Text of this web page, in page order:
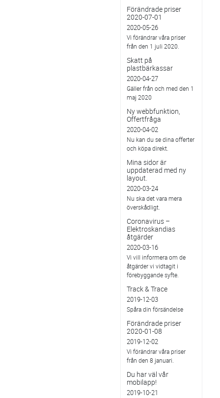
Förändrade priser
2020-07-01
2020-05-26
Vi förändrar våra priser
från den 1 juli 2020.
Skatt på
plastbärkassar
2020-04-27
Gäller från och med den 1
maj 2020
Ny webbfunktion,
Offertfråga
2020-04-02
Nu kan du se dina offerter
och köpa direkt.
Mina sidor är
uppdaterad med ny
layout.
2020-03-24
Nu ska det vara mera
överskådligt.
Coronavirus –
Elektroskandias
åtgärder
2020-03-16
Vi vill informera om de
åtgärder vi vidtagit i
förebyggande syfte.
Track & Trace
2019-12-03
Spåra din försändelse
Förändrade priser
2020-01-08
2019-12-02
Vi förändrar våra priser
från den 8 januari.
Du har väl vår
mobilapp!
2019-10-21